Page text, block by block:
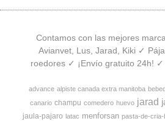
Contamos con las mejores
Avianvet, Lus, Jarad, Kiki ✓
roedores ✓ ¡Envío gratuito 24h!
advance alpiste canada extra manitoba
canario champu comedero huevo jarad
jaula-pajaro latac menforsan pasta-de-cria-